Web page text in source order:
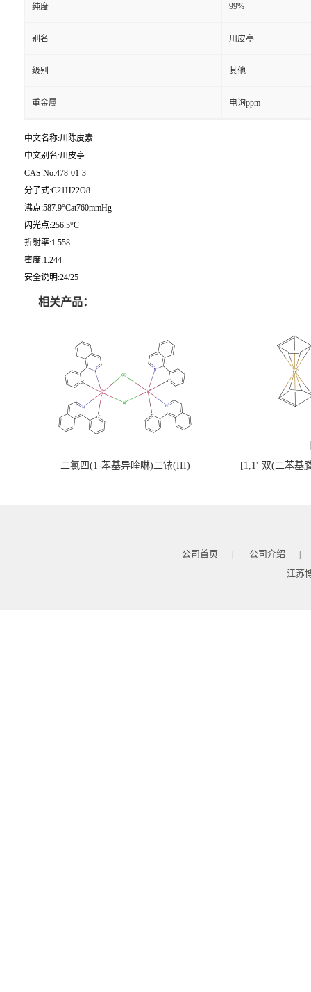
纯度 99%
别名 川皮亭
级别 其他
重金属 电询ppm
中文名称:川陈皮素
中文别名:川皮亭
CAS No:478-01-3
分子式:C21H22O8
沸点:587.9°Cat760mmHg
闪光点:256.5°C
折射率:1.558
密度:1.244
安全说明:24/25
相关产品：
二氯四(1-苯基异喹啉)二铱(III) [1,1'-双(二苯基
公司首页 | 公司介绍 |
江苏